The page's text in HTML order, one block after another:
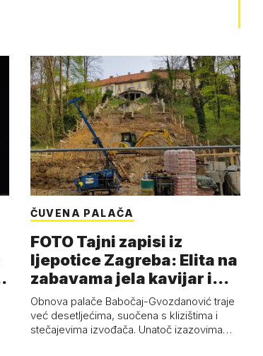
ČUVENA PALAČA
FOTO Tajni zapisi iz
ljepotice Zagreba: Elita na
zabavama jela kavijar i
pud…
Obnova palače Babočaj-Gvozdanović traje
već desetljećima, suočena s klizištima i
stečajevima izvođača. Unatoč izazovima…